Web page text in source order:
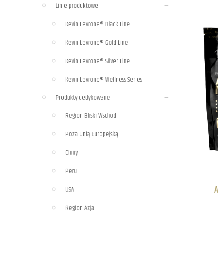
Linie produktowe
Kevin Levrone® Black Line
Kevin Levrone® Gold Line
Kevin Levrone® Silver Line
Kevin Levrone® Wellness Series
Produkty dedykowane
Region Bliski Wschód
Poza Unią Europejską
Chiny
Peru
USA
Region Azja